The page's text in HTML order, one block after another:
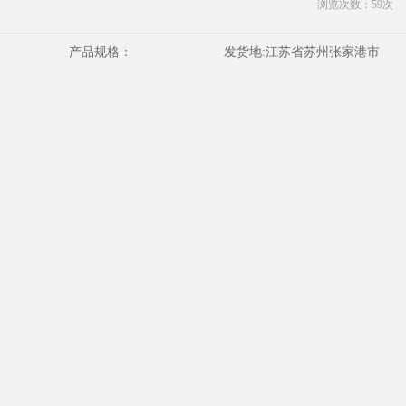
浏览次数： 59次
产品规格： 发货地:江苏省苏州张家港市